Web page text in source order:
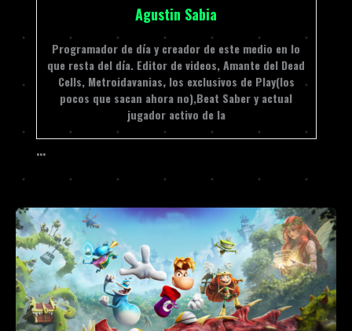
Agustin Sabia
Programador de día y creador de este medio en lo
que resta del día. Editor de videos, Amante del Dead
Cells, Metroidavanias, los exclusivos de Play(los
pocos que sacan ahora no),Beat Saber y actual
jugador activo de la
…